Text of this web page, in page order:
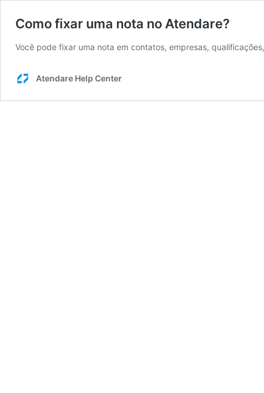
Como fixar uma nota no Atendare?
Você pode fixar uma nota em contatos, empresas,
Atendare Help Center